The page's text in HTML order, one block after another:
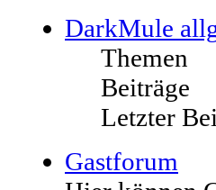
DarkMule
Themen
Beiträge
Letzter
Gastforum